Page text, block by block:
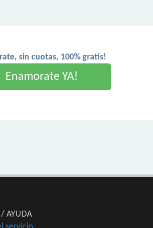
sin cuotas, 100% gratis!
Enamorate YA!
/ AYUDA